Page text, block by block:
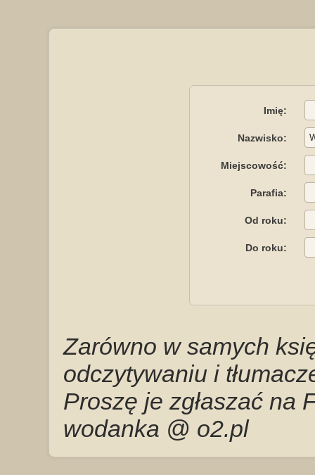
Imię:
Nazwisko:
Miejscowość:
Parafia:
Od roku:
Do roku:
Zarówno w samych
odczytywaniu i
Proszę je zgłaszać na
wodanka @ o2.pl